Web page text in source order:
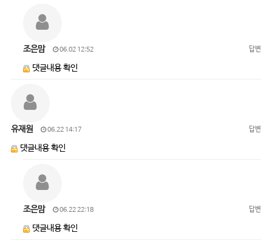
조은맘 06.02 12:52 답변
댓글내용 확인
유재원 06.22 14:17 답변
댓글내용 확인
조은맘 06.22 22:18 답변
댓글내용 확인